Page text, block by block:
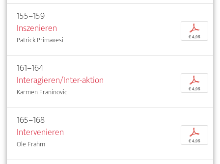
155–159
Inszenieren
Patrick Primavesi
p
€ 4,95
161–164
Interagieren/Inter-aktion
Karmen Franinovic
p
€ 4,95
165–168
Intervenieren
Ole Frahm
p
€ 4,95